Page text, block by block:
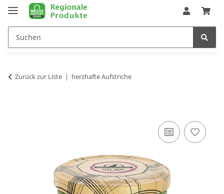
Zurück zur Liste herzhafte Aufstriche